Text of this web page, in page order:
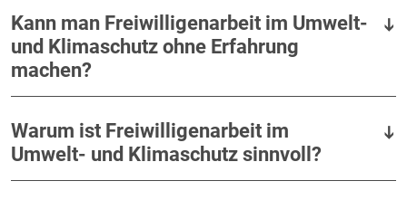
Kann man Freiwilligenarbeit im Umwelt-
und Klimaschutz ohne Erfahrung
machen?
Warum ist Freiwilligenarbeit im
Umwelt- und Klimaschutz sinnvoll?